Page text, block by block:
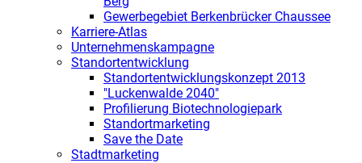
Gewerbegebiet Berkenbrücker Chaussee
Karriere-Atlas
Unternehmenskampagne
Standortentwicklung
Standortentwicklungskonzept 2013
"Luckenwalde 2040"
Profilierung Biotechnologiepark
Standortmarketing
Save the Date
Stadtmarketing